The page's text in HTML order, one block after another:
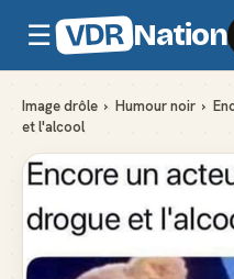
☰ VDR Nation
Image drôle › Humour noir ›
et l'alcool